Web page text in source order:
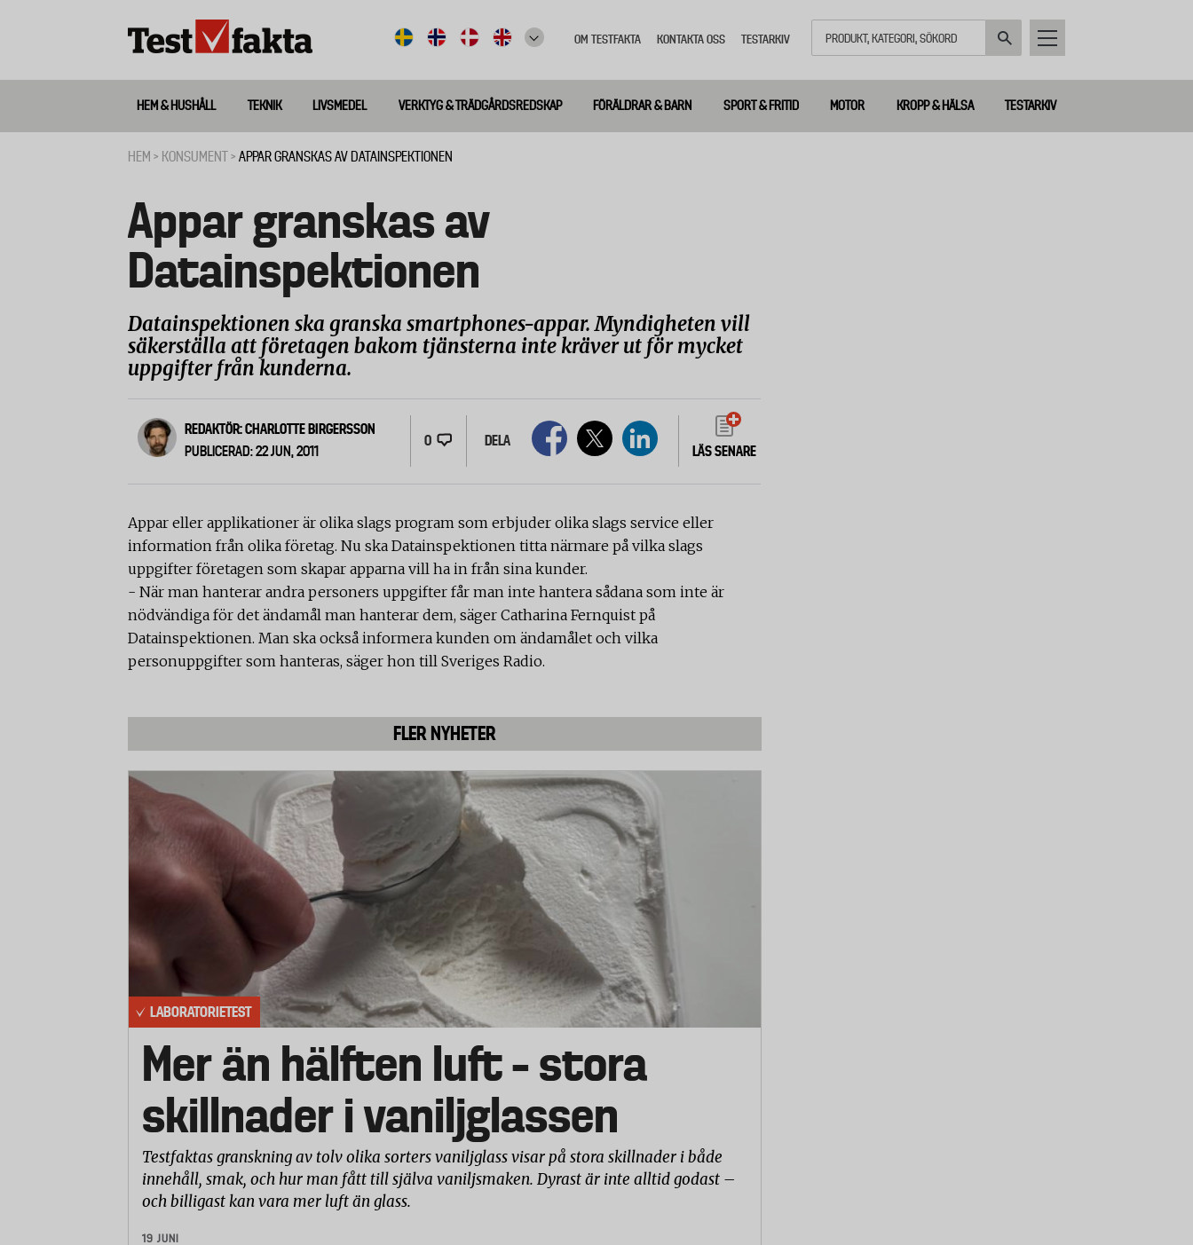
meny
OM TESTFAKTA KONTAKTA OSS TESTARKIV
Huvudmeny
ny
HEM & HUSHÅLL TEKNIK LIVSMEDEL VERKTYG & TRÄDGÅRDSREDSKAP FÖRÄLDRAR & BARN SPORT & FRITID MOTOR KROPP & HÄLSA TESTARKIV
HEM KONSUMENT APPAR GRANSKAS AV DATAINSPEKTIONEN
Appar granskas av
Datainspektionen
Datainspektionen ska granska smartphones-appar. Myndigheten vill
säkerställa att företagen bakom tjänsterna inte kräver ut för mycket
uppgifter från kunderna.
REDAKTÖR: CHARLOTTE BIRGERSSON
PUBLICERAD: 22 JUN, 2011
0 DELA
LÄS SENARE
Appar eller applikationer är olika slags program som erbjuder olika slags service eller
information från olika företag. Nu ska Datainspektionen titta närmare på vilka slags
uppgifter företagen som skapar apparna vill ha in från sina kunder.
- När man hanterar andra personers uppgifter får man inte hantera sådana som inte är
nödvändiga för det ändamål man hanterar dem, säger Catharina Fernquist på
Datainspektionen. Man ska också informera kunden om ändamålet och vilka
personuppgifter som hanteras, säger hon till Sveriges Radio.
FLER NYHETER
LABORATORIETEST
Mer än hälften luft – stora
skillnader i vaniljglassen
Testfaktas granskning av tolv olika sorters vaniljglass visar på stora skillnader i både
innehåll, smak, och hur man fått till själva vaniljsmaken. Dyrast är inte alltid godast –
och billigast kan vara mer luft än glass.
19 JUNI